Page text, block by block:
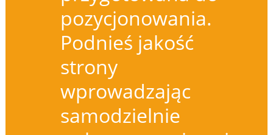
pozycjonowania.
Podnieś jakość
strony
wprowadzając
samodzielnie